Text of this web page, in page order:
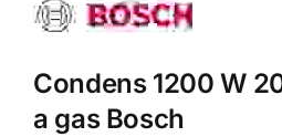
Condens 1200 W
a gas Bosch